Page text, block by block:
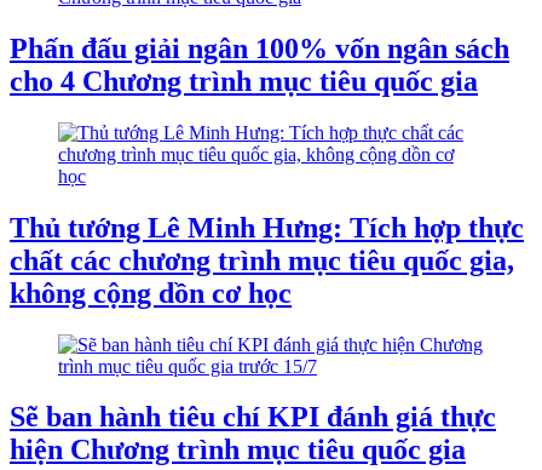
Phấn đấu giải ngân 100% vốn ngân sách
cho 4 Chương trình mục tiêu quốc gia
Thủ tướng Lê Minh Hưng: Tích hợp thực
chất các chương trình mục tiêu quốc gia,
không cộng dồn cơ học
Sẽ ban hành tiêu chí KPI đánh giá thực
hiện Chương trình mục tiêu quốc gia